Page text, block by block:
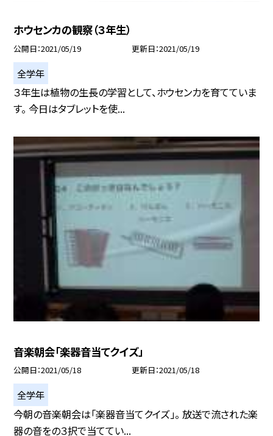
ホウセンカの観察（３年生）
公開日 2021/05/19 更新日 2021/05/19
全学年
３年生は植物の生長の学習として、ホウセンカを育てていま
す。 今日はタブレットを使...
音楽朝会「楽器音当てクイズ」
公開日 2021/05/18 更新日 2021/05/18
全学年
今朝の音楽朝会は「楽器音当てクイズ」。 放送で流された楽
器の音をの３択で当ててい...